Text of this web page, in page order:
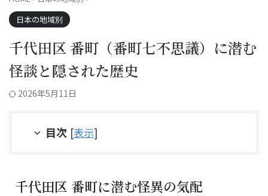
日本の地域別
千代田区 番町（番町七不思議）に潜む
怪談と隠された歴史
2026年5月11日
目次 [表示]
千代田区 番町に潜む怪異の気配